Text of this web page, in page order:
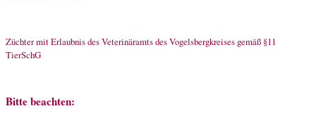
Züchter mit Erlaubnis des Veterinäramts des Vogelsbergkreises gemäß §11
TierSchG
Bitte beachten: